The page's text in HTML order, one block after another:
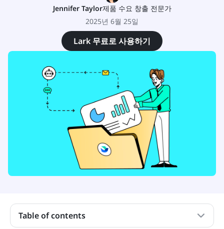
Jennifer Taylor제품 수요 창출 전문가
2025년 6월 25일
Lark 무료로 사용하기
Table of contents